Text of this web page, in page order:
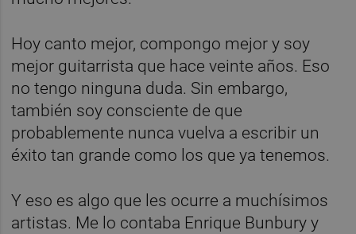
Hoy canto mejor, compongo mejor y soy
mejor guitarrista que hace veinte años. Eso
no tengo ninguna duda. Sin embargo,
también soy consciente de que
probablemente nunca vuelva a escribir un
éxito tan grande como los que ya tenemos.
Y eso es algo que les ocurre a muchísimos
artistas. Me lo contaba Enrique Bunbury y